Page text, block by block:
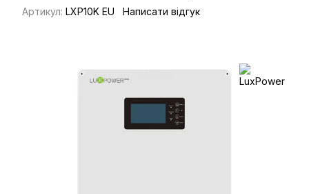
Артикул: LXP10K EU Написати відгук